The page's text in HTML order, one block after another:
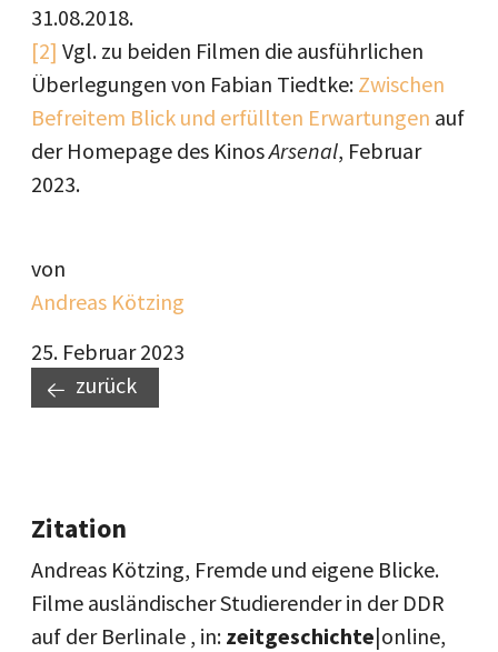
31.08.2018.
[2] Vgl. zu beiden Filmen die ausführlichen
Überlegungen von Fabian Tiedtke: Zwischen
Befreitem Blick und erfüllten Erwartungen auf
der Homepage des KinosArsenal, Februar
2023.
von
Andreas Kötzing
25. Februar 2023
zurück
Zitation
Andreas Kötzing, Fremde und eigene Blicke.
Filme ausländischer Studierender in der DDR
auf der Berlinale , in: zeitgeschichte|online,